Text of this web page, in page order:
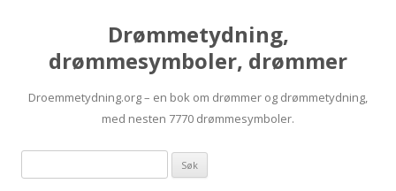
Drømmetydning,
drømmesymboler, drømmer
Droemmetydning.org – en bok om drømmer og drømmetydning,
med nesten 7770 drømmesymboler.
Skip
content
søk: